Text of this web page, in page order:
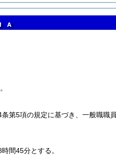
条第5項の規定に基づき、一般職職員
間45分とする。